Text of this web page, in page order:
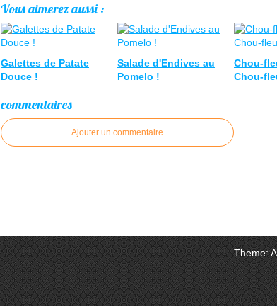
Vous aimerez aussi :
Galettes de Patate
Douce !
Salade d'Endives au
Pomelo !
Chou-
Chou-
commentaires
Ajouter un commentaire
Theme: